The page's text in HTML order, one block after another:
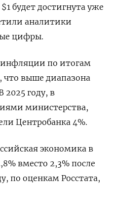
будет достигнута уже
аналитики
цифры.
по итогам
что выше диапазона
2025 году, в
министерства,
Центробанка 4%.
экономика в
вместо 2,3% после
по оценкам Росстата,